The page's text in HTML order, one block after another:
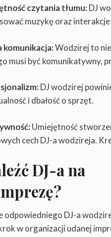
czytania tłumu:DJ
muzykę oraz
komunikacja:Wodzirej to
musi być komunikatywny,
DJ wodzirej
i dbałość o sprzęt.
Umiejętność
cech DJ-a wodzireja.
DJ-a na
odpowiedniego DJ-a
w organizacji udanej